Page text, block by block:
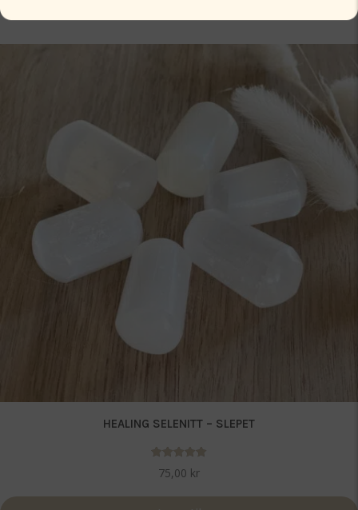
HEALING SELENITT – SLEPET
Vurdert
5.00
75,00 kr